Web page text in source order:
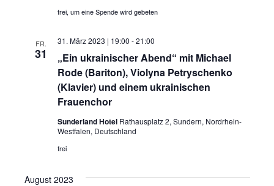
frei, um eine Spende wird gebeten
FR.
31
„Ein ukrainischer Abend“ mit Michael
Rode (Bariton), Violyna Petryschenko
(Klavier) und einem ukrainischen
Frauenchor
31. März 2023 | 19:00 -21:00
Sunderland Hotel Rathausplatz 2, Sundern, Nordrhein-
Westfalen, Deutschland
frei
August 2023